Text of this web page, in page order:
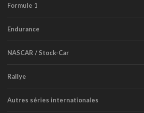
Formule 1
Endurance
NASCAR / Stock-Car
Rallye
Autres séries internationales